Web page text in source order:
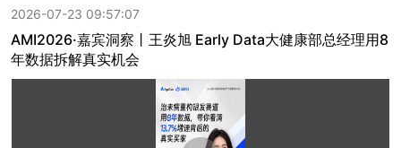
2026-07-23 09:57:07
AMI2026·嘉宾洞察丨王炎旭 Early Data大健康部总经理用8
年数据拆解真实机会